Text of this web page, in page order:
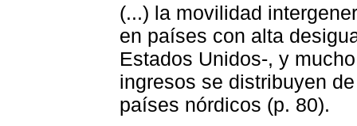
(...) la movilidad
en países con alta
Estados Unidos-, y
ingresos se distribuyen
países nórdicos (p. 80).